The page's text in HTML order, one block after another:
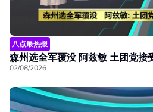
八点最热报
森州选全军覆没 阿兹敏 土团党接
02/08/2026